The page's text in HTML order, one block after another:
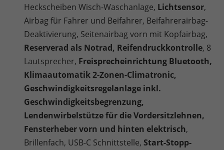
Heckscheiben Wisch-Waschanlage, Lichtsensor,
Airbag für Fahrer und Beifahrer, Beifahrerairbag-
Deaktivierung, Seitenairbag vorn mit Kopfairbag,
Reserverad als Notrad, Reifendruckkontrolle, 8
Lautsprecher, Freisprecheinrichtung Bluetooth,
Klimaautomatik 2-Zonen-Climatronic,
Geschwindigkeitsregelanlage inkl.
Geschwindigkeitsbegrenzung,
Lendenwirbelstütze für die Vordersitzlehnen,
Fensterheber vorn und hinten elektrisch,
Brillenfach, USB-C Schnittstelle, Start-Stopp-